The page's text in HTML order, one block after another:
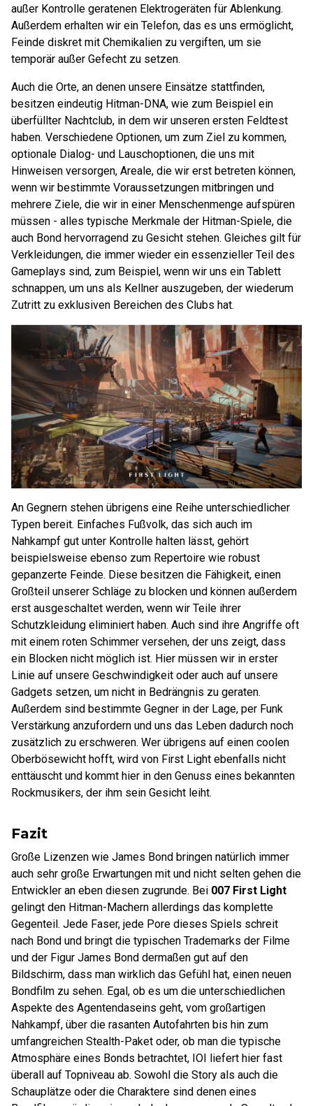
außer Kontrolle geratenen Elektrogeräten für Ablenkung.
Außerdem erhalten wir ein Telefon, das es uns ermöglicht,
Feinde diskret mit Chemikalien zu vergiften, um sie
temporär außer Gefecht zu setzen.
Auch die Orte, an denen unsere Einsätze stattfinden,
besitzen eindeutig Hitman-DNA, wie zum Beispiel ein
überfüllter Nachtclub, in dem wir unseren ersten Feldtest
haben. Verschiedene Optionen, um zum Ziel zu kommen,
optionale Dialog- und Lauschoptionen, die uns mit
Hinweisen versorgen, Areale, die wir erst betreten können,
wenn wir bestimmte Voraussetzungen mitbringen und
mehrere Ziele, die wir in einer Menschenmenge aufspüren
müssen - alles typische Merkmale der Hitman-Spiele, die
auch Bond hervorragend zu Gesicht stehen. Gleiches gilt für
Verkleidungen, die immer wieder ein essenzieller Teil des
Gameplays sind, zum Beispiel, wenn wir uns ein Tablett
schnappen, um uns als Kellner auszugeben, der wiederum
Zutritt zu exklusiven Bereichen des Clubs hat.
An Gegnern stehen übrigens eine Reihe unterschiedlicher
Typen bereit. Einfaches Fußvolk, das sich auch im
Nahkampf gut unter Kontrolle halten lässt, gehört
beispielsweise ebenso zum Repertoire wie robust
gepanzerte Feinde. Diese besitzen die Fähigkeit, einen
Großteil unserer Schläge zu blocken und können außerdem
erst ausgeschaltet werden, wenn wir Teile ihrer
Schutzkleidung eliminiert haben. Auch sind ihre Angriffe oft
mit einem roten Schimmer versehen, der uns zeigt, dass
ein Blocken nicht möglich ist. Hier müssen wir in erster
Linie auf unsere Geschwindigkeit oder auch auf unsere
Gadgets setzen, um nicht in Bedrängnis zu geraten.
Außerdem sind bestimmte Gegner in der Lage, per Funk
Verstärkung anzufordern und uns das Leben dadurch noch
zusätzlich zu erschweren. Wer übrigens auf einen coolen
Oberbösewicht hofft, wird von First Light ebenfalls nicht
enttäuscht und kommt hier in den Genuss eines bekannten
Rockmusikers, der ihm sein Gesicht leiht.
Fazit
Große Lizenzen wie James Bond bringen natürlich immer
auch sehr große Erwartungen mit und nicht selten gehen die
Entwickler an eben diesen zugrunde. Bei 007 First Light
gelingt den Hitman-Machern allerdings das komplette
Gegenteil. Jede Faser, jede Pore dieses Spiels schreit
nach Bond und bringt die typischen Trademarks der Filme
und der Figur James Bond dermaßen gut auf den
Bildschirm, dass man wirklich das Gefühl hat, einen neuen
Bondfilm zu sehen. Egal, ob es um die unterschiedlichen
Aspekte des Agentendaseins geht, vom großartigen
Nahkampf, über die rasanten Autofahrten bis hin zum
umfangreichen Stealth-Paket oder, ob man die typische
Atmosphäre eines Bonds betrachtet, IOI liefert hier fast
überall auf Topniveau ab. Sowohl die Story als auch die
Schauplätze oder die Charaktere sind denen eines